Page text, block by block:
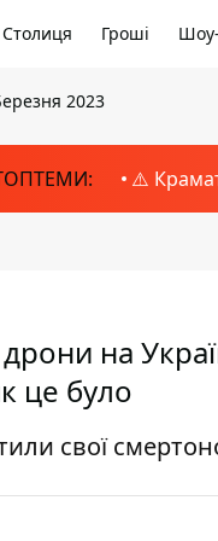
Столиця Гроші
2023
⚠️
на
це було
свої